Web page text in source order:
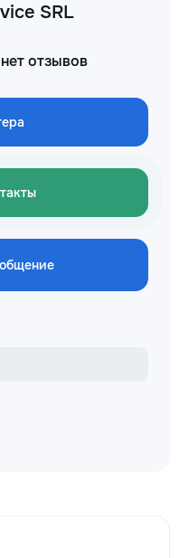
техника
Сантехнические
не включается?
SRL
нет отзывов